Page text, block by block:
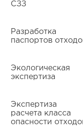
СЗЗ
Разработка
паспортов
Экологическая
экспертиза
Экспертиза
расчета класса
опасности